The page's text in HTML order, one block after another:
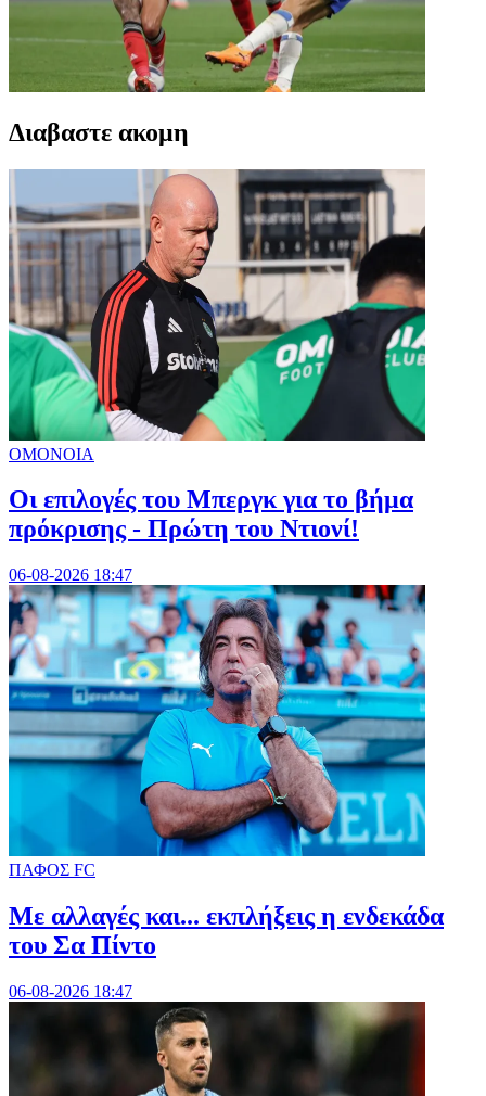
Διαβαστε ακομη
ΟΜΟΝΟΙΑ
Οι επιλογές του Μπεργκ για το βήμα
πρόκρισης - Πρώτη του Ντιονί!
06-08-2026 18:47
ΠΑΦΟΣ FC
Με αλλαγές και... εκπλήξεις η ενδεκάδα
του Σα Πίντο
06-08-2026 18:47